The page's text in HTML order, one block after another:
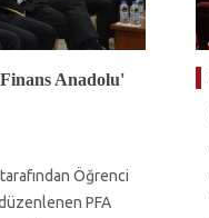
Anadolu'
Öğrenci
PFA